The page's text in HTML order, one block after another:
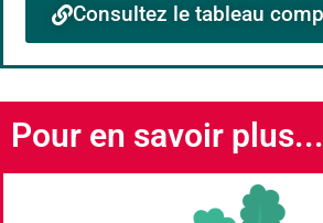
Consultez le tableau
Pour en savoir